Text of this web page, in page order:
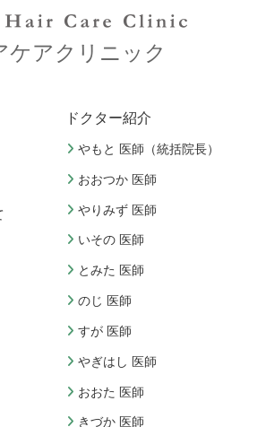
ケアクリニック
ドクター紹介
やもと 医師（統括院長）
おおつか 医師
やりみず 医師
いその 医師
とみた 医師
のじ 医師
すが 医師
やぎはし 医師
おおた 医師
きづか 医師